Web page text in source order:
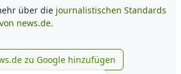
über die journalistischen Standards
news.de.
news.de zu Google
zu Google hinzufügen